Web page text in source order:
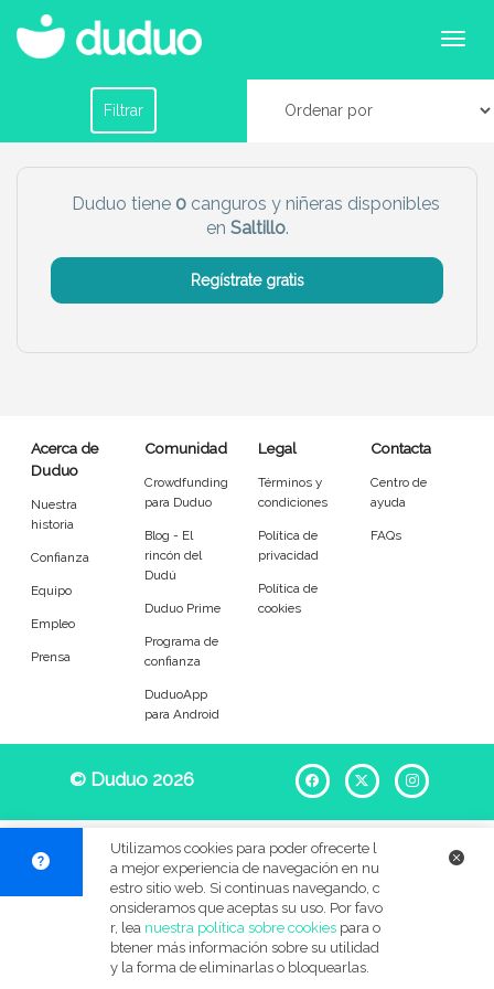
Canguros o niñeras en Saltillo
Filtrar
Filtrar por horario
Más servicio del dudú
Limpieza Manitas
Entrenador Asistente
Tipo de atención
Ocasional
Recoger del colegio
Refuerzo escolar
Para jugar
En verano Festivos
BB&C
Edades de mis pequeños
Duduo tiene 0canguros y niñeras disponibles
en Saltillo.
Regístrate gratis
Acerca de
Duduo
Nuestra
historia
Confianza
Equipo
Empleo
Prensa
Comunidad
Crowdfunding
para Duduo
Blog - El
rincón del
Dudú
Duduo Prime
Programa de
confianza
DuduoApp
para Android
Legal
Términos y
condiciones
Política de
privacidad
Política de
cookies
Contacta
Centro de
ayuda
FAQs
© Duduo 2026 Facebook
X
Utilizamos cookies para poder ofrecerte l
a mejor experiencia de navegación en nu
estro sitio web. Si continuas navegando, c
onsideramos que aceptas su uso. Por favo
r, lea nuestra política sobre cookiespara o
btener más información sobre su utilidad
y la forma de eliminarlas o bloquearlas.